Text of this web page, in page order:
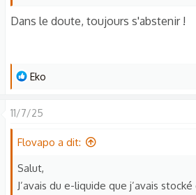
Dans le doute, toujours s'abstenir !
L
s
é
c
t
Eko
11/7/25
Flovapo a dit:
Salut,
J’avais du e-liquide que j’avais